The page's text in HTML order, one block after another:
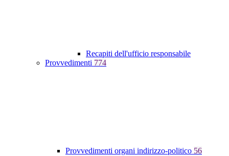
Recapiti dell'ufficio responsabile
Provvedimenti 774
Provvedimenti organi indirizzo-politico 56